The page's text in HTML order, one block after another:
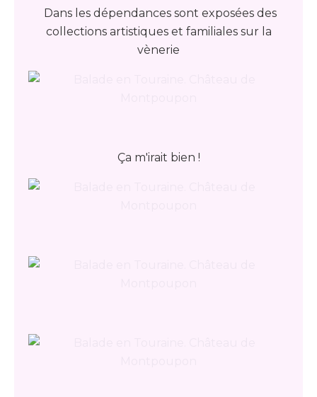
Dans les dépendances sont exposées des
collections artistiques et familiales sur la
vènerie
Ça m'irait bien !